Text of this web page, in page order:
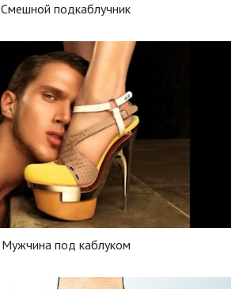
Смешной подкаблучник
Мужчина под каблуком